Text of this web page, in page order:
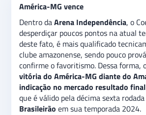
colocado, o América-MG enfrenta o
amazonense, que beira o Z4.O
América-MG, por viver um
sólido que seu adversário e ter o
seu favor. Além disso, há a
gols, indicando uma aposta extra de “
gols”no jogo
América-MG vence
Dentro daArena Independência, o
desperdiçar poucos pontos na atual
deste fato, é mais qualificado
clube amazonense, sendo pouco
confirme o favoritismo. Dessa forma,
vitória do América-MG diante do
indicação no mercado resultado final
que é válido pela décima sexta
Brasileirão em sua temporada 2024.